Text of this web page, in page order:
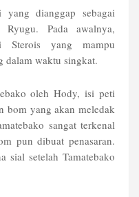
yang dianggap sebagai
Pada awalnya,
Sterois yang mampu
dalam waktu singkat.
oleh Hody, isi peti
bom yang akan meledak
sangat terkenal
pun dibuat penasaran.
sial setelah Tamatebako